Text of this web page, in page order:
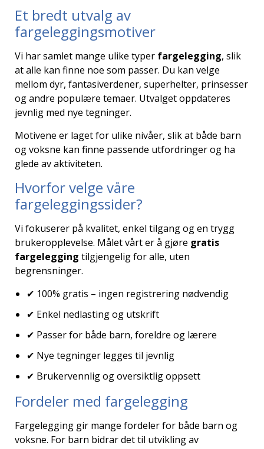
Et bredt utvalg av
fargeleggingsmotiver
Vi har samlet mange ulike typer fargelegging, slik
at alle kan finne noe som passer. Du kan velge
mellom dyr, fantasiverdener, superhelter, prinsesser
og andre populære temaer. Utvalget oppdateres
jevnlig med nye tegninger.
Motivene er laget for ulike nivåer, slik at både barn
og voksne kan finne passende utfordringer og ha
glede av aktiviteten.
Hvorfor velge våre
fargeleggingssider?
Vi fokuserer på kvalitet, enkel tilgang og en trygg
brukeropplevelse. Målet vårt er å gjøre gratis
fargelegging tilgjengelig for alle, uten
begrensninger.
✔ 100% gratis – ingen registrering nødvendig
✔ Enkel nedlasting og utskrift
✔ Passer for både barn, foreldre og lærere
✔ Nye tegninger legges til jevnlig
✔ Brukervennlig og oversiktlig oppsett
Fordeler med fargelegging
Fargelegging gir mange fordeler for både barn og
voksne. For barn bidrar det til utvikling av